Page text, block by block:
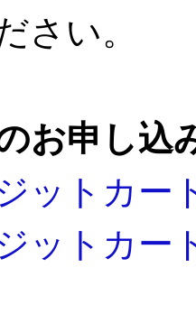
さい。
お申し込
ットカー
ットカー